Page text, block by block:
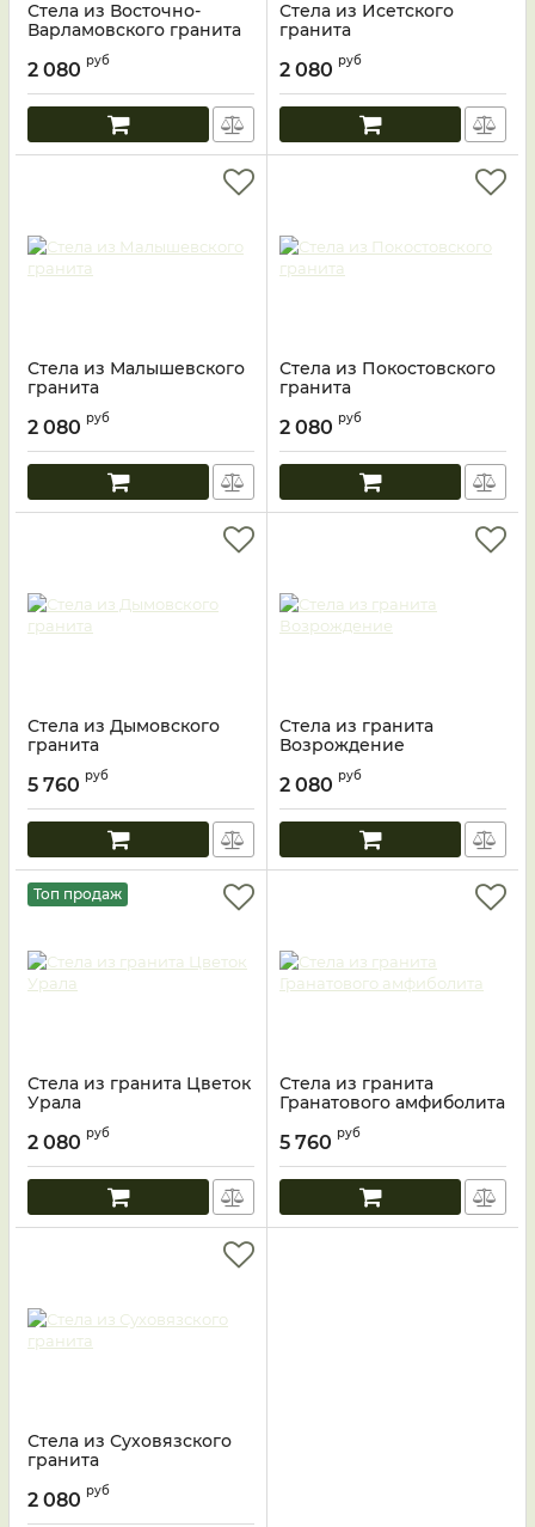
Стела из Восточно-
Варламовского гранита
2 080 руб
Стела из Исетского
гранита
2 080 руб
Стела из Малышевского
гранита
2 080 руб
Стела из Покостовского
гранита
2 080 руб
Стела из Дымовского
гранита
5 760 руб
Стела из гранита
Возрождение
2 080 руб
Топ продаж
Стела из гранита Цветок
Урала
2 080 руб
Стела из гранита
Гранатового амфиболита
5 760 руб
Стела из Суховязского
гранита
2 080 руб